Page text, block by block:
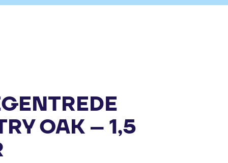
OAK – 1,5